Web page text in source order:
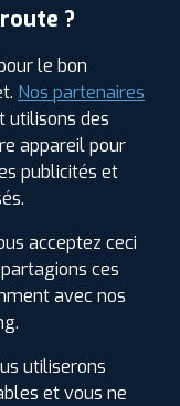
?
le bon
Nos partenaires
utilisons des
appareil pour
publicités et
acceptez ceci
ces
avec nos
utiliserons
et vous ne